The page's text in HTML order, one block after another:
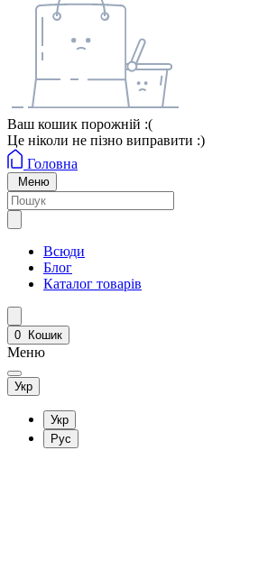
Ваш кошик порожній :(
Це ніколи не пізно виправити :)
Головна
Меню
Всюди
Блог
Каталог товарів
0 Кошик
Меню
Укр
Укр
Рус